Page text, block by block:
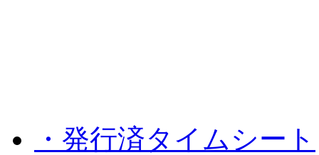
・発行済タイムシート